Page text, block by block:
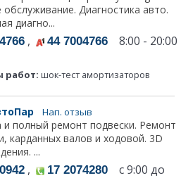
обслуживание. Диагностика авто.
диагно...
, 44 7004766 8:00 - 20:00
работ: шок-тест амортизаторов
Нап. отзыв
и полный ремонт подвески. Ремонт
карданных валов и ходовой. 3D
...
, 17 2074280 с 9:00 до